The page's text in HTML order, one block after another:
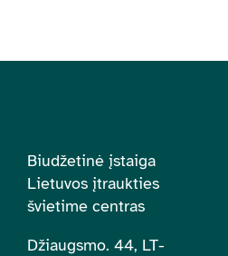
Biudžetinė įstaiga
Lietuvos įtraukties
švietime centras
Džiaugsmo. 44, LT-